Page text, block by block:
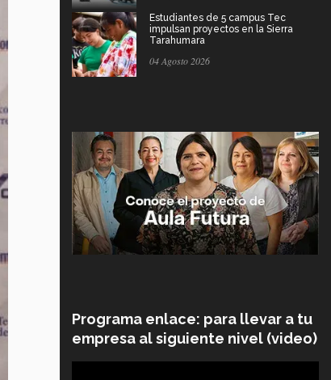
Estudiantes de 5 campus Tec
impulsan proyectos en la Sierra
Tarahumara
04 Agosto 2026
Programa enlace: para llevar a tu
empresa al siguiente nivel (video)